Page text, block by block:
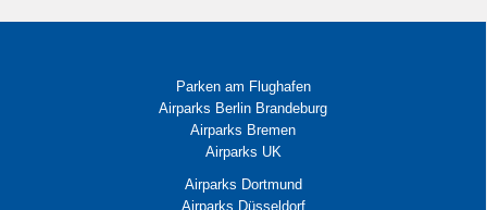
Parken am Flughafen
Airparks Berlin Brandeburg
Airparks Bremen
Airparks UK
Airparks Dortmund
Airparks Düsseldorf